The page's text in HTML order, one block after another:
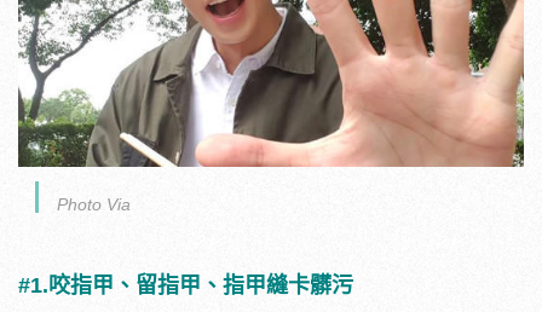
Photo Via
#1.咬指甲、留指甲、指甲縫卡髒污